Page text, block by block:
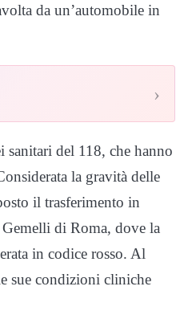
da un’automobile in
›
sanitari del 118, che hanno
la gravità delle
il trasferimento in
Gemelli di Roma, dove la
in codice rosso. Al
sue condizioni cliniche